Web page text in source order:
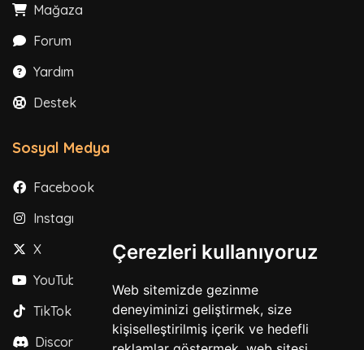
Çerezleri kullanıyoruz
Web sitemizde gezinme
deneyiminizi geliştirmek, size
kişiselleştirilmiş içerik ve hedefli
Mağaza
Forum
Yardım
Destek
Sosyal Medya
Facebook
Instagram
X
YouTube
TikTok
Discord